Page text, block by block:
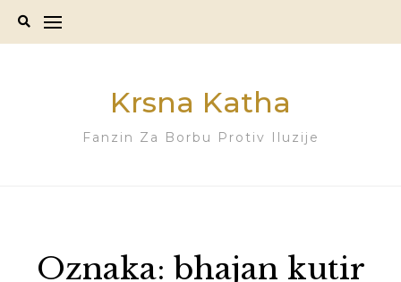
Krsna Katha
Fanzin Za Borbu Protiv Iluzije
Oznaka: bhajan kutir